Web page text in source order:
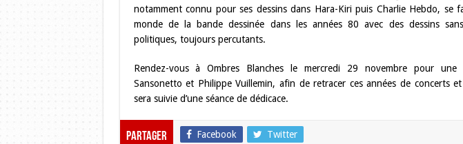
notamment connu pour ses dessins dans Hara-Kiri puis Charlie Hebdo, se
monde de la bande dessinée dans les années 80 avec des dessins
politiques, toujours percutants.
Rendez-vous à Ombres Blanches le mercredi 29 novembre pour une
Sansonetto et Philippe Vuillemin, afin de retracer ces années de concerts
sera suivie d’une séance de dédicace.
Partager Facebook Twitter